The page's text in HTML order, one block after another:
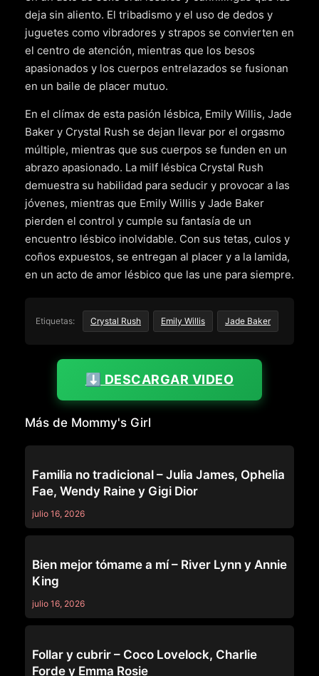
deja sin aliento. El tribadismo y el uso de dedos y
juguetes como vibradores y strapos se convierten en
el centro de atención, mientras que los besos
apasionados y los cuerpos entrelazados se fusionan
en un baile de placer mutuo.
En el clímax de esta pasión lésbica, Emily Willis, Jade
Baker y Crystal Rush se dejan llevar por el orgasmo
múltiple, mientras que sus cuerpos se funden en un
abrazo apasionado. La milf lésbica Crystal Rush
demuestra su habilidad para seducir y provocar a las
jóvenes, mientras que Emily Willis y Jade Baker
pierden el control y cumple su fantasía de un
encuentro lésbico inolvidable. Con sus tetas, culos y
coños expuestos, se entregan al placer y a la lamida,
en un acto de amor lésbico que las une para siempre.
Etiquetas: Crystal Rush Emily Willis Jade Baker
⬇️ DESCARGAR VIDEO
Más de Mommy's Girl
Familia no tradicional – Julia James, Ophelia
Fae, Wendy Raine y Gigi Dior
julio 16, 2026
Bien mejor tómame a mí – River Lynn y Annie
King
julio 16, 2026
Follar y cubrir – Coco Lovelock, Charlie
Forde y Emma Rosie